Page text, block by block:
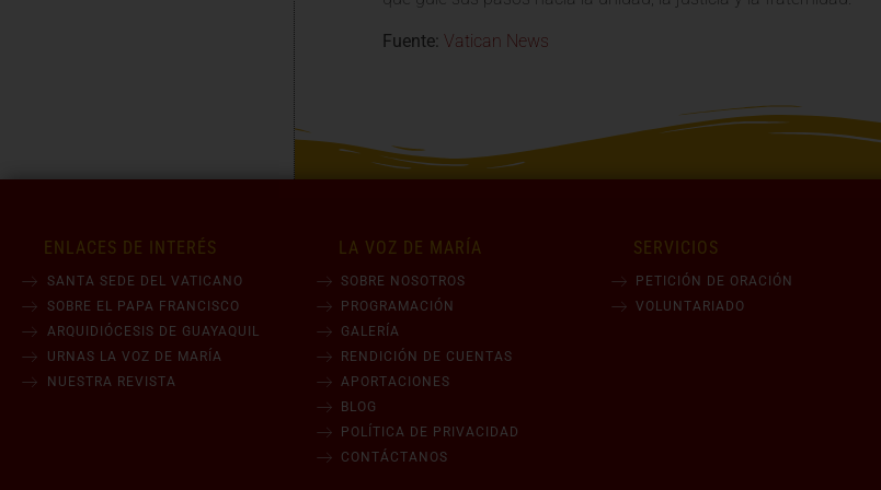
Fuente: Vatican News
ENLACES DE INTERÉS
SANTA SEDE DEL VATICANO
SOBRE EL PAPA FRANCISCO
ARQUIDIÓCESIS DE GUAYAQUIL
URNAS LA VOZ DE MARÍA
NUESTRA REVISTA
LA VOZ DE MARÍA
SOBRE NOSOTROS
PROGRAMACIÓN
GALERÍA
RENDICIÓN DE CUENTAS
APORTACIONES
BLOG
POLÍTICA DE PRIVACIDAD
CONTÁCTANOS
SERVICIOS
PETICIÓN DE ORACIÓN
VOLUNTARIADO